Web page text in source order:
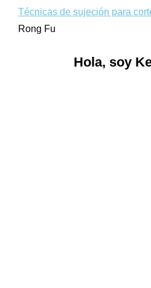
Técnicas de sujeción para
Rong Fu
Hola, soy